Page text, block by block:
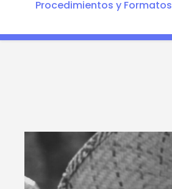
Procedimientos y Formatos